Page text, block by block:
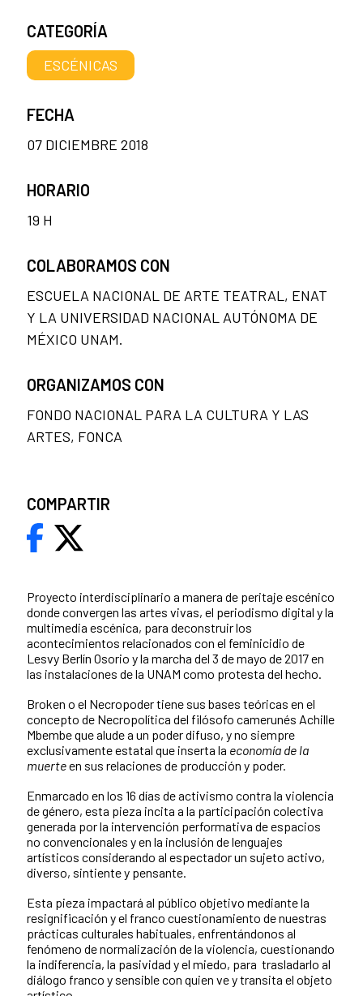
Proyecto interdisciplinario a manera de peritaje escénico
donde convergen las artes vivas, el periodismo digital y la
multimedia escénica, para deconstruir los
acontecimientos relacionados con el feminicidio de
Lesvy Berlín Osorio y la marcha del 3 de mayo de 2017 en
las instalaciones de la UNAM como protesta del hecho.
Broken o el Necropoder tiene sus bases teóricas en el
concepto de Necropolítica del filósofo camerunés Achille
Mbembe que alude a un poder difuso, y no siempre
exclusivamente estatal que inserta la economía de la
muerteen sus relaciones de producción y poder.
Enmarcado en los 16 días de activismo contra la violencia
de género, esta pieza incita a la participación colectiva
generada por la intervención performativa de espacios
no convencionales y en la inclusión de lenguajes
artísticos considerando al espectador un sujeto activo,
diverso, sintiente y pensante.
Esta pieza impactará al público objetivo mediante la
resignificación y el franco cuestionamiento de nuestras
prácticas culturales habituales, enfrentándonos al
fenómeno de normalización de la violencia, cuestionando
la indiferencia, la pasividad y el miedo, para trasladarlo al
diálogo franco y sensible con quien ve y transita el objeto
CATEGORÍA
ESCÉNICAS
FECHA
07 DICIEMBRE 2018
HORARIO
19 H
COLABORAMOS CON
ESCUELA NACIONAL DE ARTE TEATRAL, ENAT
Y LA UNIVERSIDAD NACIONAL AUTÓNOMA DE
MÉXICO UNAM.
ORGANIZAMOS CON
FONDO NACIONAL PARA LA CULTURA Y LAS
ARTES, FONCA
COMPARTIR